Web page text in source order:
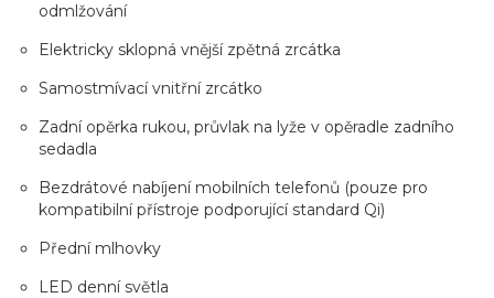
odmlžování
Elektricky sklopná vnější zpětná zrcátka
Samostmívací vnitřní zrcátko
Zadní opěrka rukou, průvlak na lyže v opěradle zadního
sedadla
Bezdrátové nabíjení mobilních telefonů (pouze pro
kompatibilní přístroje podporující standard Qi)
Přední mlhovky
LED denní světla